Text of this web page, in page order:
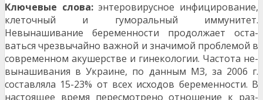
Ключевые слова:энтеровирусное инфицирование,
клеточный и гуморальный иммунитет.
Невынашивание беременности продолжает оста­
ваться чрезвычайно важной и значимой проблемой в
современном акушерстве и гинекологии. Частота не­
вынашивания в Украине, по данным МЗ, за 2006 г.
составляла 15-23% от всех исходов беременности. В
настоящее время пересмотрено отношение к раз­